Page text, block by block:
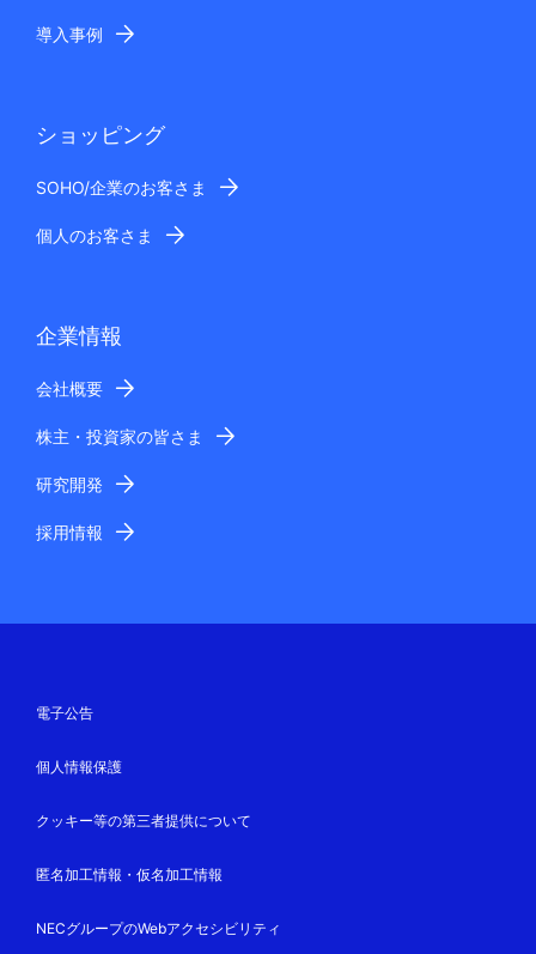
導入事例
ショッピング
SOHO/企業のお客さま
個人のお客さま
企業情報
会社概要
株主・投資家の皆さま
研究開発
採用情報
電子公告
個人情報保護
クッキー等の第三者提供について
匿名加工情報・仮名加工情報
NECグループのWebアクセシビリティ